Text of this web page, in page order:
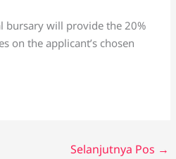
bursary will provide the 20%
on the applicant’s chosen
Selanjutnya Pos →